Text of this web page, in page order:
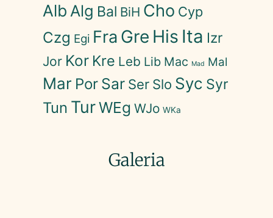
Alb Alg Bal BiH Cho Cyp
Czg Egi Fra Gre His Ita Izr
Jor Kor Kre Leb Lib Mac Mad Mal
Mar Por Sar Ser Slo Syc Syr
Tun TurWEg WJo WKa
Galeria